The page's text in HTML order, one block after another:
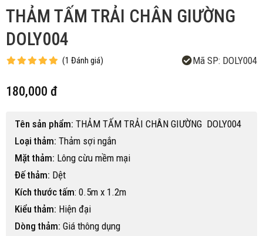
THẢM TẤM TRẢI CHÂN GIƯỜNG
DOLY004
(1 Đánh giá) Mã SP: DOLY004
180,000 đ
Tên sản phẩm: THẢM TẤM TRẢI CHÂN GIƯỜNG DOLY004
Loại thảm: Thảm sợi ngắn
Mặt thảm: Lông cừu mềm mại
Đế thảm: Dệt
Kích thước tấm: 0.5m x 1.2m
Kiểu thảm: Hiện đại
Dòng thảm: Giá thông dụng